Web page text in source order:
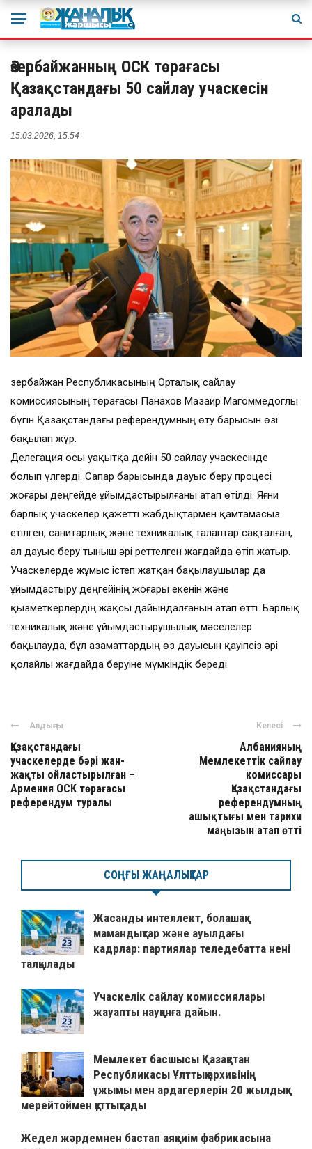
Әзербайжанның ОСК төрағасы
Қазақстандағы 50 сайлау учаскесін
аралады
15.03.2026, 15:54
Әзербайжан Республикасының Орталық сайлау
комиссиясының төрағасы Панахов Мазаир Магоммедоглы
бүгін Қазақстандағы референдумның өту барысын өзі
бақылап жүр.
Делегация осы уақытқа дейін 50 сайлау учаскесінде
болып үлгерді. Сапар барысында дауыс беру процесі
жоғары деңгейде ұйымдастырылғаны атап өтілді. Яғни
барлық учаскелер қажетті жабдықтармен қамтамасыз
етілген, санитарлық және техникалық талаптар сақталған,
ал дауыс беру тыныш әрі реттелген жағдайда өтіп жатыр.
Учаскелерде жұмыс істеп жатқан бақылаушылар да
ұйымдастыру деңгейінің жоғары екенін және
қызметкерлердің жақсы дайындалғанын атап өтті. Барлық
техникалық және ұйымдастырушылық мәселелер
бақылауда, бұл азаматтардың өз дауысын қауіпсіз әрі
қолайлы жағдайда беруіне мүмкіндік береді.
Алдыңғы
Қазақстандағы
учаскелерде бәрі жан-
жақты ойластырылған –
Армения ОСК төрағасы
референдум туралы
Келесі
Албанияның
Мемлекеттік сайлау
комиссары
Қазақстандағы
референдумның
ашықтығы мен тарихи
маңызын атап өтті
СОҢҒЫ ЖАҢАЛЫҚТАР
Жасанды интеллект, болашақ
мамандықтар және ауылдағы
кадрлар: партиялар теледебатта нені
талқылады
Учаскелік сайлау комиссиялары
жауапты науқанға дайын.
Мемлекет басшысы Қазақстан
Республикасы Ұлттық архивінің
ұжымы мен ардагерлерін 20 жылдық
мерейтоймен құттықтады
Жедел жәрдемнен бастап аяқкиім фабрикасына